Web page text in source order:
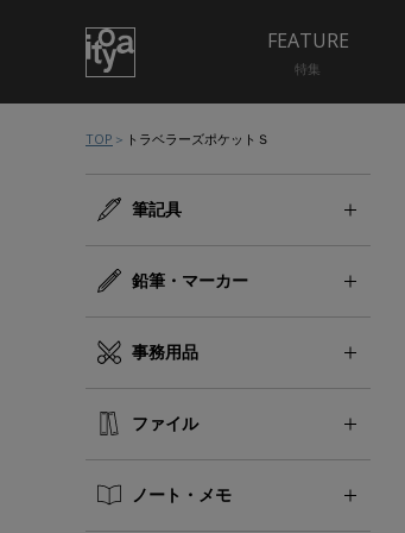
FEATURE
特集
TOP トラベラーズポケットＳ
筆記具
鉛筆・マーカー
事務用品
ファイル
ノート・メモ